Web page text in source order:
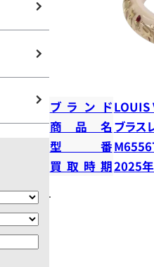
ブランドLOUIS
商品名 ブラス
型番
買取時期2025